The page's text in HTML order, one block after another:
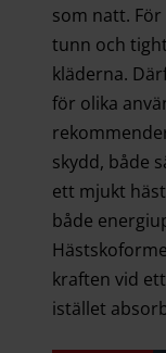
som natt.
tunn och
kläderna.
för olika
skydd, både
ett mjukt
både
kraften vid
istället